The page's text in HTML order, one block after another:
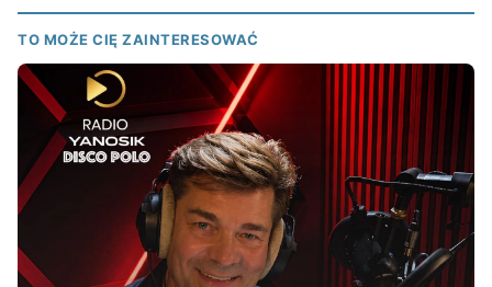
TO MOŻE CIĘ ZAINTERESOWAĆ